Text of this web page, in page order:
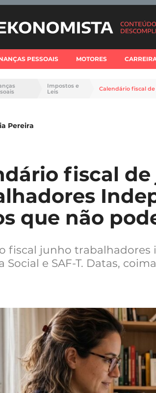
PESSOAIS MOTORES
Impostos e
Leis
Pereira
fiscal
que não
fiscal junho trabalhadores
Social e SAF-T. Datas,